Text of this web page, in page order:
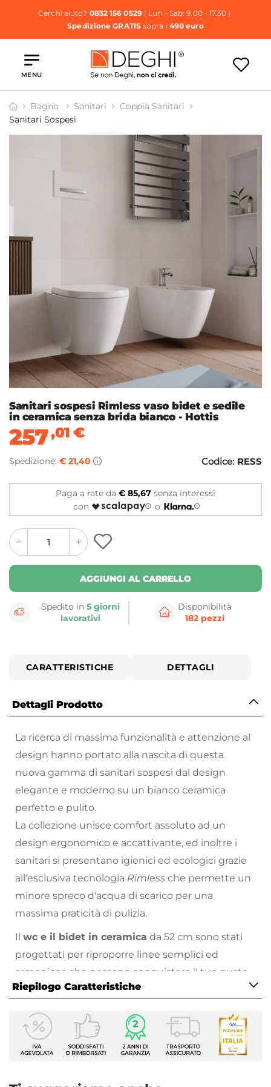
Cerchi aiuto? 0832 156 0529| Lun - Sab: 9.00 - 17.30 |
Spedizione GRATISsopra i 490 euro
MENU
Bagno Sanitari
Coppia Sanitari
Sanitari Sospesi
Sanitari sospesi Rimless vaso bidet e sedile
in ceramica senza brida bianco - Hottis
257,01 €
Spedizione: € 21,40 Codice: RESS
Paga a rate da € 85,67 senza interessi
con
o
quantity
button
quantity
minus
button
AGGIUNGI AL CARRELLO
Spedito in5 giorni
lavorativi
Disponibilità
182 pezzi
CARATTERISTICHE DETTAGLI
Dettagli Prodotto
La ricerca di massima funzionalità e attenzione al
design hanno portato alla nascita di questa
nuova gamma di sanitari sospesi dal design
elegante e moderno su un bianco ceramica
perfetto e pulito.
La collezione unisce comfort assoluto ad un
design ergonomico e accattivante, ed inoltre i
sanitari si presentano igienici ed ecologici grazie
all'esclusiva tecnologia Rimless che permette un
minore spreco d'acqua di scarico per una
massima praticità di pulizia.
Il wc e il bidet in ceramica da 52 cm sono stati
progettati per riproporre linee semplici ed
armoniose che possano conquistare il tuo gusto
personale. Il raffinatosedile copriwc avvolgente
Il catalogo di sanitari che puoi sfogliare online,
Riepilogo Caratteristiche
Caratteristiche Generali
Tipologia
Sanitari sospesi